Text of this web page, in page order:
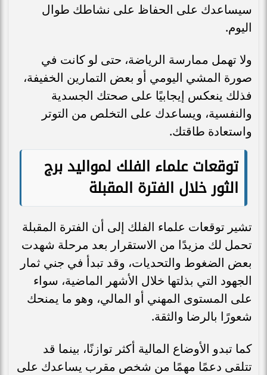
سيساعدك على الحفاظ على نشاطك طوال
اليوم.
ولا تهمل ممارسة الرياضة، حتى لو كانت في
صورة المشي اليومي أو بعض التمارين الخفيفة،
فذلك ينعكس إيجابيًا على صحتك الجسدية
والنفسية، ويساعدك على التخلص من التوتر
واستعادة طاقتك.
توقعات علماء الفلك لمواليد برج
الثور خلال الفترة المقبلة
تشير توقعات علماء الفلك إلى أن الفترة المقبلة
تحمل لك مزيدًا من الاستقرار بعد مرحلة شهدت
بعض الضغوط والتحديات، وقد تبدأ في جني ثمار
الجهود التي بذلتها خلال الأشهر الماضية، سواء
على المستوى المهني أو المالي، وهو ما يمنحك
شعورًا بالرضا والثقة.
كما تبدو الأوضاع المالية أكثر توازنًا، بينما قد
تتلقى دعمًا مهمًا من شخص مقرب يساعدك على